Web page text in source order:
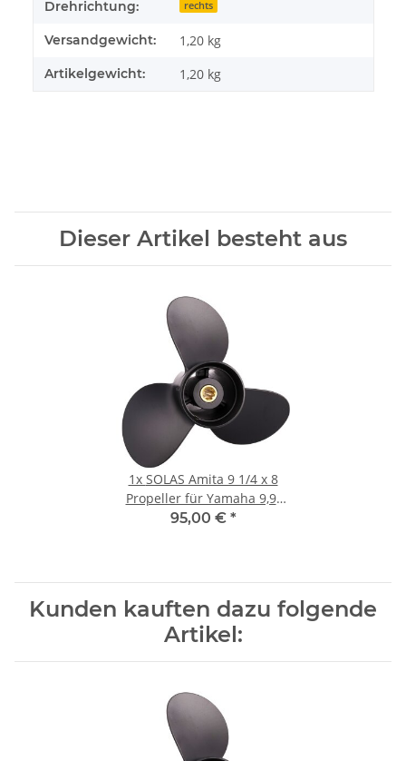
Drehrichtung: rechts
Versandgewicht: 1,20 kg
Artikelgewicht: 1,20 kg
Dieser Artikel besteht aus
1x SOLAS Amita 9 1/4 x 8
Propeller für Yamaha 9,9-
20PS (2 1/2" Getriebe) 8
95,00 € *
Kunden kauften dazu folgende
Artikel: